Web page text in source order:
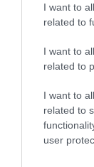
I want to
related to
I want to
related to
I want to
related to
user
ΡΟΗ
Το
από την ΕΕ
Gaming Police”